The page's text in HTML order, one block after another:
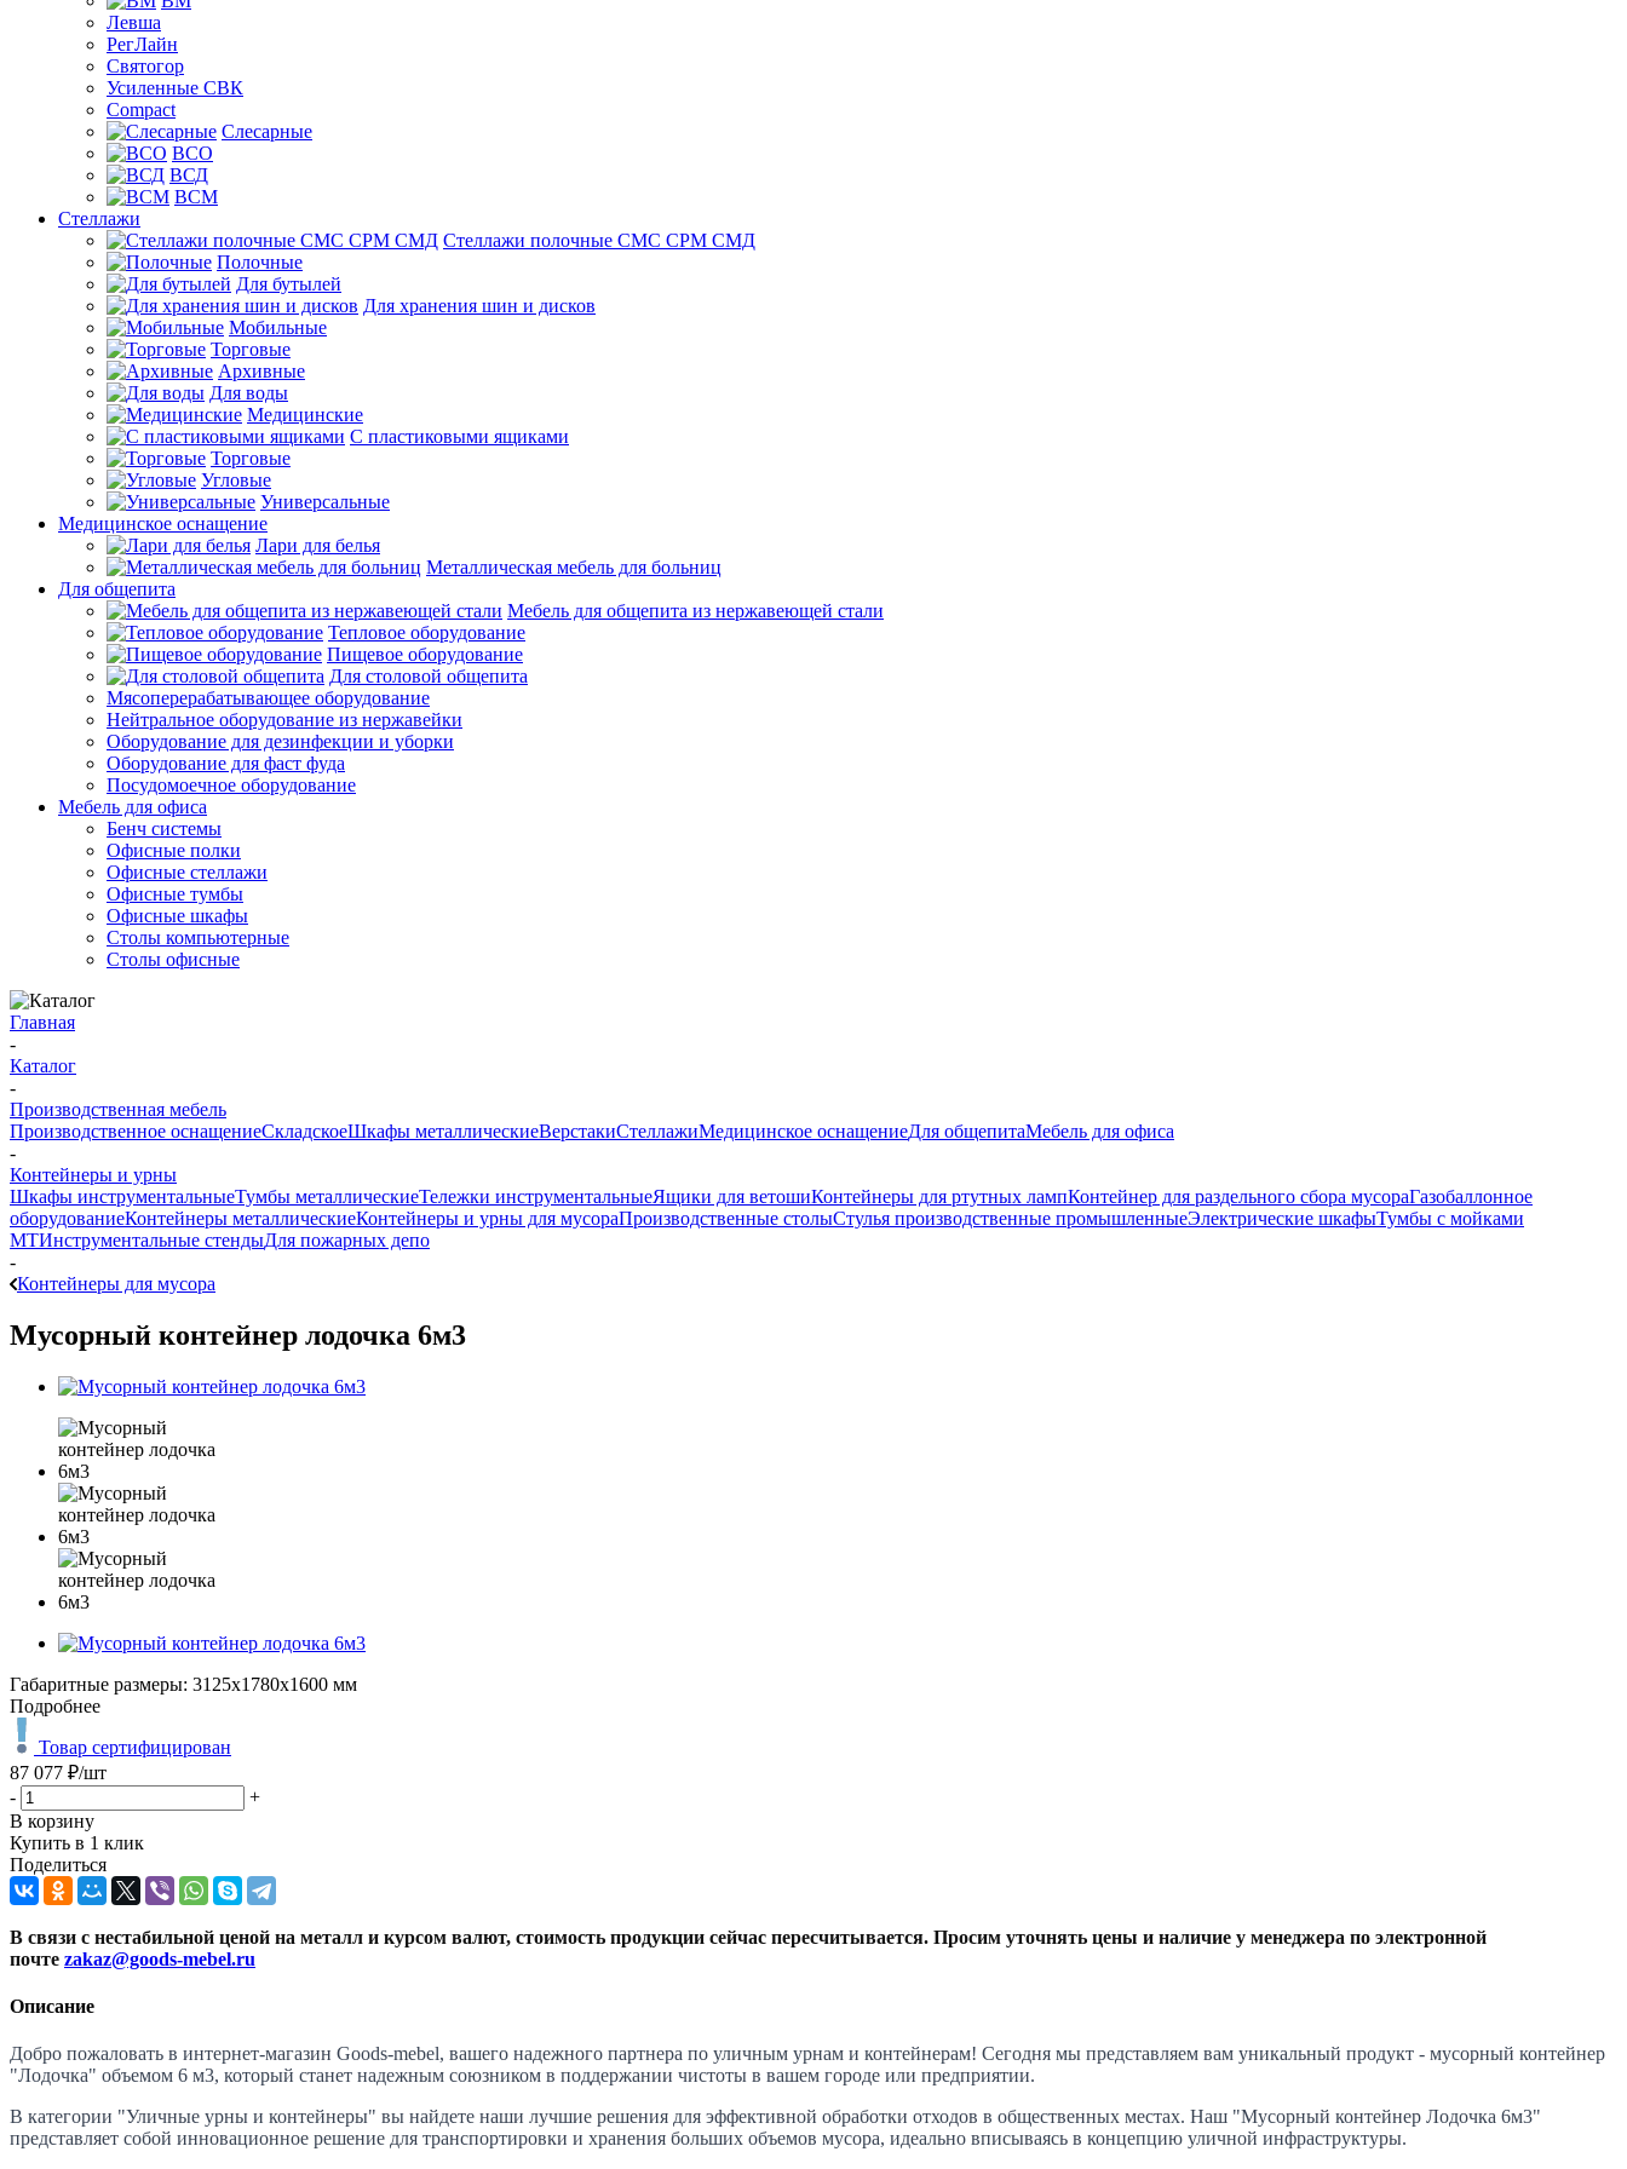
Левша
РегЛайн
Святогор
Усиленные СВК
Compact
Слесарные
ВСО
ВСД
ВСМ
Стеллажи
Стеллажи полочные СМС СРМ СМД
Полочные
Для бутылей
Для хранения шин и дисков
Мобильные
Торговые
Архивные
Для воды
Медицинские
С пластиковыми ящиками
Торговые
Угловые
Универсальные
Медицинское оснащение
Лари для белья
Металлическая мебель для больниц
Для общепита
Мебель для общепита из нержавеющей стали
Тепловое оборудование
Пищевое оборудование
Для столовой общепита
Мясоперерабатывающее оборудование
Нейтральное оборудование из нержавейки
Оборудование для дезинфекции и уборки
Оборудование для фаст фуда
Посудомоечное оборудование
Мебель для офиса
Бенч системы
Офисные полки
Офисные стеллажи
Офисные тумбы
Офисные шкафы
Столы компьютерные
Столы офисные
Главная
-
Каталог
-
Производственная мебель
Производственное оснащениеСкладскоеШкафы металлическиеВерстакиСтеллажиМедицинское оснащениеДля общепитаМебель для офиса
-
Контейнеры и урны
Шкафы инструментальныеТумбы металлическиеТележки инструментальныеЯщики для ветошиКонтейнеры для ртутных лампКонтейнер для раздельного сбора мусораГазобаллонное
оборудованиеКонтейнеры металлическиеКонтейнеры и урны для мусораПроизводственные столыСтулья производственные промышленныеЭлектрические шкафыТумбы с мойками
МТИнструментальные стендыДля пожарных депо
-
Контейнеры для мусора
Мусорный контейнер лодочка 6м3
Габаритные размеры: 3125х1780х1600 мм
Подробнее
Товар сертифицирован
87 077 ₽/шт
-
+
В корзину
Купить в 1 клик
Поделиться
В связи с нестабильной ценой на металл и курсом валют, стоимость продукции сейчас пересчитывается. Просим уточнять цены и наличие у менеджера по электронной
почте zakaz@goods-mebel.ru
Описание
Добро пожаловать в интернет-магазин Goods-mebel, вашего надежного партнера по уличным урнам и контейнерам! Сегодня мы представляем вам уникальный продукт - мусорный контейнер
"Лодочка" объемом 6 м3, который станет надежным союзником в поддержании чистоты в вашем городе или предприятии.
В категории "Уличные урны и контейнеры" вы найдете наши лучшие решения для эффективной обработки отходов в общественных местах. Наш "Мусорный контейнер Лодочка 6м3"
представляет собой инновационное решение для транспортировки и хранения больших объемов мусора, идеально вписываясь в концепцию уличной инфраструктуры.